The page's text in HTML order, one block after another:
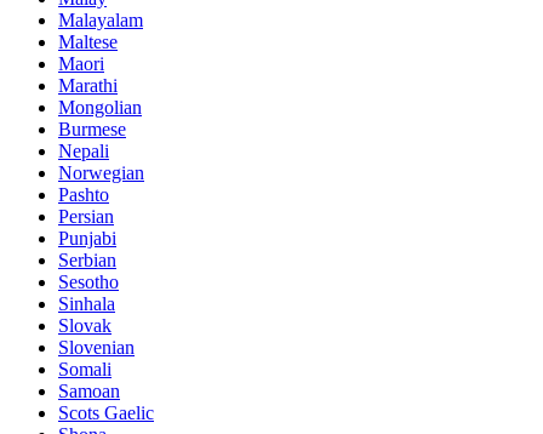
Malayalam
Maltese
Maori
Marathi
Mongolian
Burmese
Nepali
Norwegian
Pashto
Persian
Punjabi
Serbian
Sesotho
Sinhala
Slovak
Slovenian
Somali
Samoan
Scots Gaelic